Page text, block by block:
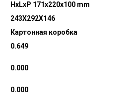
HxLxP 171x220x100 mm
243X292X146
Картонная коробка
0.649
0.000
0.000